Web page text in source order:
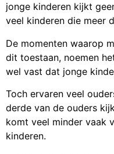
jonge kinderen kijkt
veel kinderen die meer
De momenten waarop
dit toestaan, noemen
wel vast dat jonge
Toch ervaren veel
derde van de ouders
komt veel minder vaak
kinderen.